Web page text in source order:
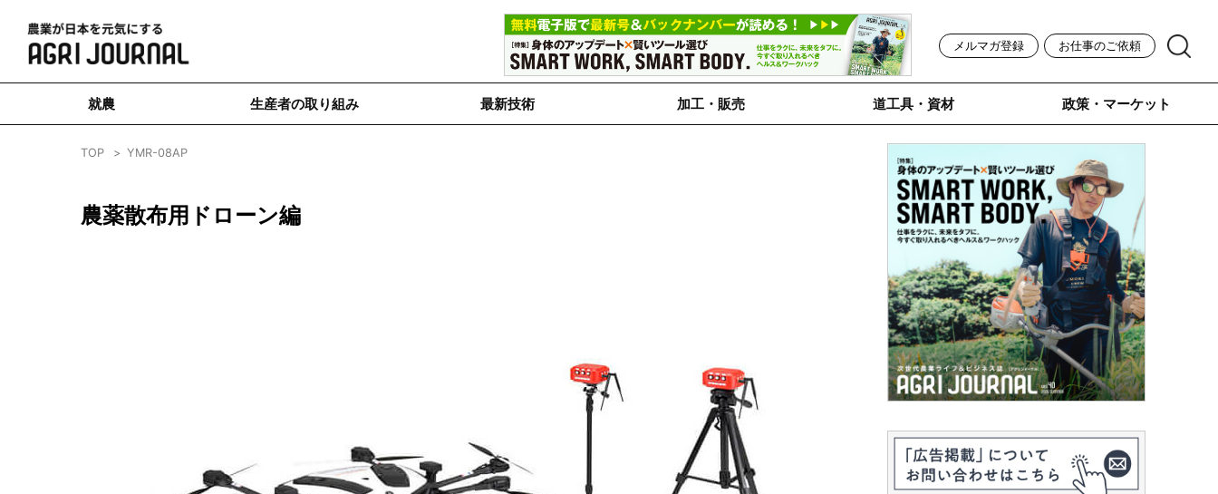
メルマガ登録 お仕事のご依頼
就農 生産者の取り組み 最新技術 加工・販売 道工具・資材 政策・マーケット
TOP YMR-08AP
農薬散布用ドローン編